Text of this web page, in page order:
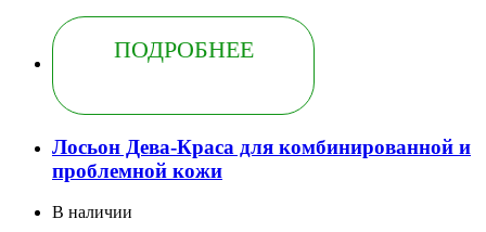
ПОДРОБНЕЕ
Лосьон Дева-Краса для комбинированной и
проблемной кожи
В наличии